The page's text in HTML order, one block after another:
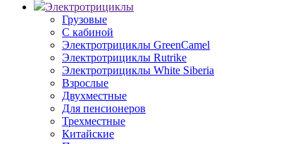
Электротрициклы
Грузовые
С кабиной
Электротрициклы GreenCamel
Электротрициклы Rutrike
Электротрициклы White Siberia
Взрослые
Двухместные
Для пенсионеров
Трехместные
Китайские